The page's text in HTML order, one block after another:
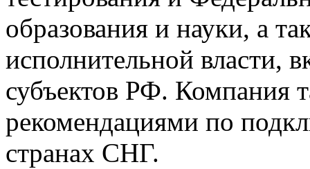
образования и науки, а
исполнительной власти,
субъектов РФ. Компания
рекомендациями по
странах СНГ.